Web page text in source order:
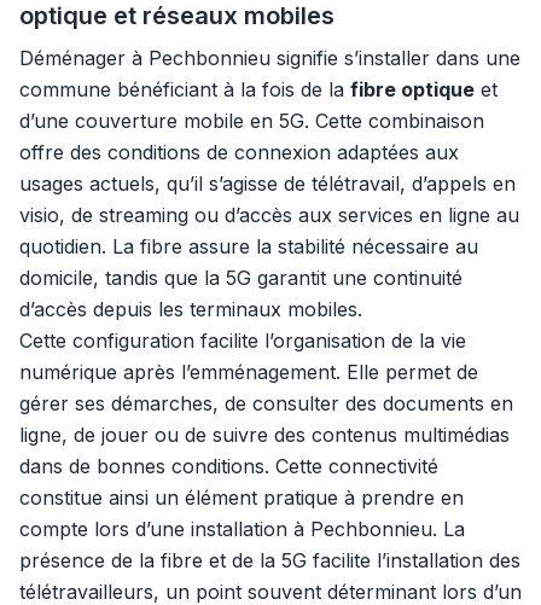
optique et réseaux mobiles
Déménager à Pechbonnieu signifie s’installer dans une
commune bénéficiant à la fois de la fibre optique et
d’une couverture mobile en 5G. Cette combinaison
offre des conditions de connexion adaptées aux
usages actuels, qu’il s’agisse de télétravail, d’appels en
visio, de streaming ou d’accès aux services en ligne au
quotidien. La fibre assure la stabilité nécessaire au
domicile, tandis que la 5G garantit une continuité
d’accès depuis les terminaux mobiles.
Cette configuration facilite l’organisation de la vie
numérique après l’emménagement. Elle permet de
gérer ses démarches, de consulter des documents en
ligne, de jouer ou de suivre des contenus multimédias
dans de bonnes conditions. Cette connectivité
constitue ainsi un élément pratique à prendre en
compte lors d’une installation à Pechbonnieu. La
présence de la fibre et de la 5G facilite l’installation des
télétravailleurs, un point souvent déterminant lors d’un